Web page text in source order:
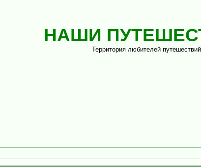
НАШИ
Территория любителей путешествий